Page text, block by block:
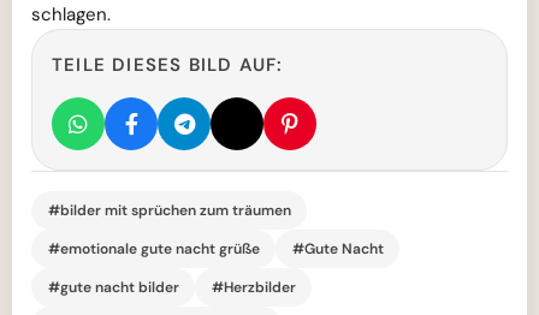
schlagen.
TEILE DIESES BILD AUF:
#bilder mit sprüchen zum träumen
#emotionale gute nacht grüße
#Gute Nacht
#gute nacht bilder
#Herzbilder